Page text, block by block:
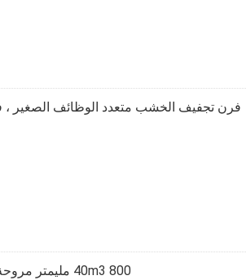
فرن تجفيف الخشب متعدد الوظائف الصغير ،
40m3 800 مليمتر مروحة تجفيف فرن ترطيب الماء البارد